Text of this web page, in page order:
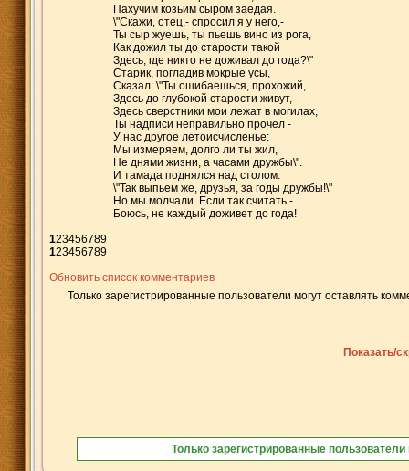
Пахучим козьим сыром заедая.
\"Скажи, отец,- спросил я у него,-
Ты сыр жуешь, ты пьешь вино из рога,
Как дожил ты до старости такой
Здесь, где никто не доживал до года?\"
Старик, погладив мокрые усы,
Сказал: \"Ты ошибаешься, прохожий,
Здесь до глубокой старости живут,
Здесь сверстники мои лежат в могилах,
Ты надписи неправильно прочел -
У нас другое летоисчисленье:
Мы измеряем, долго ли ты жил,
Не днями жизни, а часами дружбы\".
И тамада поднялся над столом:
\"Так выпьем же, друзья, за годы дружбы!\"
Но мы молчали. Если так считать -
Боюсь, не каждый доживет до года!
123456789
123456789
Обновить список комментариев
Только зарегистрированные пользователи могут оставлять
Показать/
Только зарегистрированные